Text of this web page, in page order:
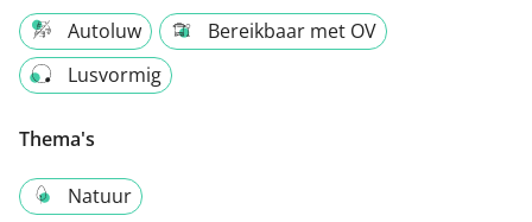
Autoluw
Bereikbaar met OV
Lusvormig
Thema's
Natuur